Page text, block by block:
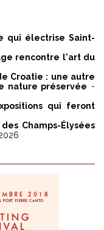
qui électrise Saint-
rencontre l'art du
Croatie : une autre
nature préservée -
qui feront
Champs-Élysées